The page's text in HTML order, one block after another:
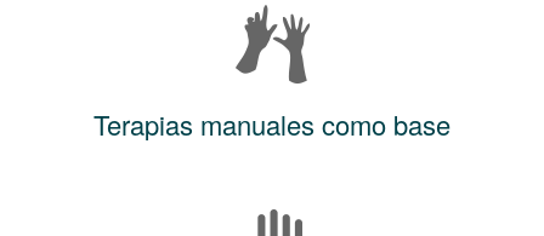
Terapias manuales como base